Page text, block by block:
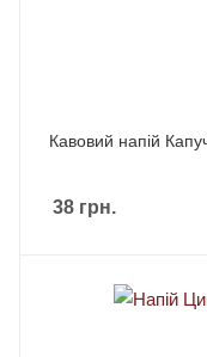
Кавовий напій
38 грн.